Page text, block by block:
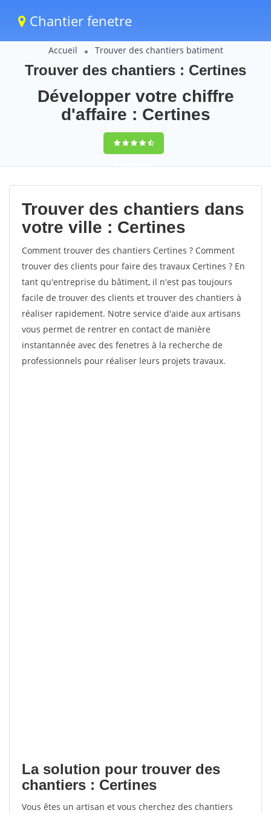
Chantier fenetre
Accueil Trouver des chantiers batiment
Trouver des chantiers : Certines
Développer votre chiffre
d'affaire : Certines
9,5(100%)58
votes
Trouver des chantiers dans
votre ville : Certines
Comment trouver des chantiers Certines ? Comment
trouver des clients pour faire des travaux Certines ? En
tant qu'entreprise du bâtiment, il n'est pas toujours
facile de trouver des clients et trouver des chantiers à
réaliser rapidement. Notre service d'aide aux artisans
vous permet de rentrer en contact de manière
instantannée avec des fenetres à la recherche de
professionnels pour réaliser leurs projets travaux.
La solution pour trouver des
chantiers : Certines
Vous êtes un artisan et vous cherchez des chantiers